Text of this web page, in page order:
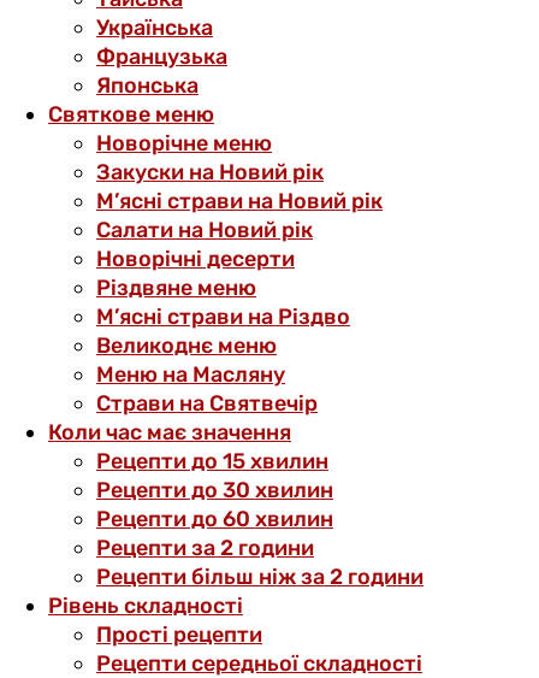
Українська
Французька
Японська
Святкове меню
Новорічне меню
Закуски на Новий рік
М’ясні страви на Новий рік
Салати на Новий рік
Новорічні десерти
Різдвяне меню
М’ясні страви на Різдво
Великоднє меню
Меню на Масляну
Страви на Святвечір
Коли час має значення
Рецепти до 15 хвилин
Рецепти до 30 хвилин
Рецепти до 60 хвилин
Рецепти за 2 години
Рецепти більш ніж за 2 години
Рівень складності
Прості рецепти
Рецепти середньої складності